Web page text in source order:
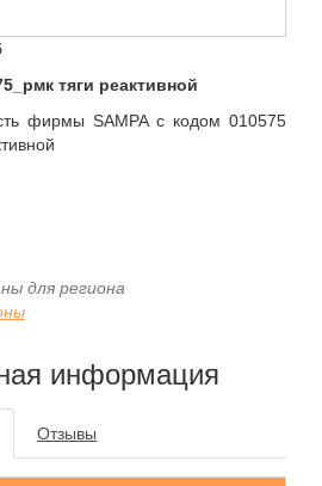
тяги реактивной
фирмы SAMPA с кодом 010575
для региона
информация
Отзывы